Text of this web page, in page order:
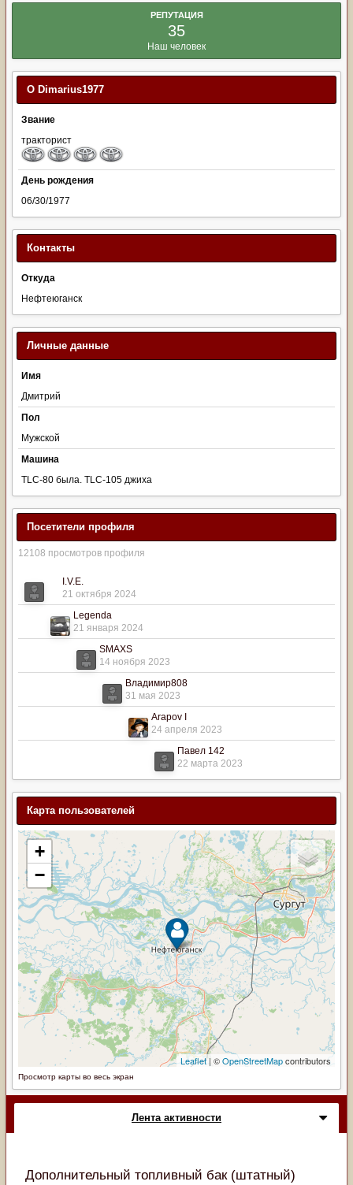
РЕПУТАЦИЯ
35
Наш человек
О Dimarius1977
Звание
тракторист
День рождения
06/30/1977
Контакты
Откуда
Нефтеюганск
Личные данные
Имя
Дмитрий
Пол
Мужской
Машина
TLC-80 была. TLC-105 джиха
Посетители профиля
12108 просмотров профиля
I.V.E.
21 октября 2024
Legenda
21 января 2024
SMAXS
14 ноября 2023
Владимир808
31 мая 2023
Arapov I
24 апреля 2023
Павел 142
22 марта 2023
Карта пользователей
Просмотр карты во весь экран
Лента активности
Дополнительный топливный бак (штатный)